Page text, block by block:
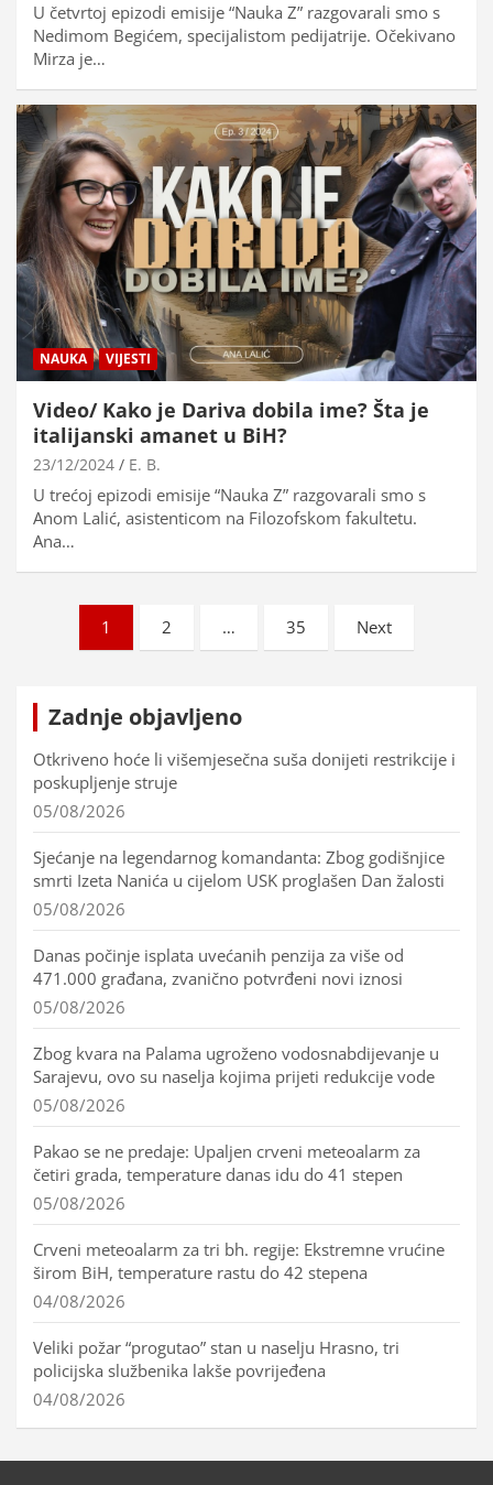
U četvrtoj epizodi emisije “Nauka Z” razgovarali smo s
Nedimom Begićem, specijalistom pedijatrije. Očekivano
Mirza je…
NAUKA VIJESTI
Video/ Kako je Dariva dobila ime? Šta je
italijanski amanet u BiH?
23/12/2024 E. B.
U trećoj epizodi emisije “Nauka Z” razgovarali smo s
Anom Lalić, asistenticom na Filozofskom fakultetu.
Ana…
Brojevi
stranica
1 2 … 35 Next
Zadnje objavljeno
Otkriveno hoće li višemjesečna suša donijeti restrikcije i
poskupljenje struje
05/08/2026
Sjećanje na legendarnog komandanta: Zbog godišnjice
smrti Izeta Nanića u cijelom USK proglašen Dan žalosti
05/08/2026
Danas počinje isplata uvećanih penzija za više od
471.000 građana, zvanično potvrđeni novi iznosi
05/08/2026
Zbog kvara na Palama ugroženo vodosnabdijevanje u
Sarajevu, ovo su naselja kojima prijeti redukcije vode
05/08/2026
Pakao se ne predaje: Upaljen crveni meteoalarm za
četiri grada, temperature danas idu do 41 stepen
05/08/2026
Crveni meteoalarm za tri bh. regije: Ekstremne vrućine
širom BiH, temperature rastu do 42 stepena
04/08/2026
Veliki požar “progutao” stan u naselju Hrasno, tri
policijska službenika lakše povrijeđena
04/08/2026